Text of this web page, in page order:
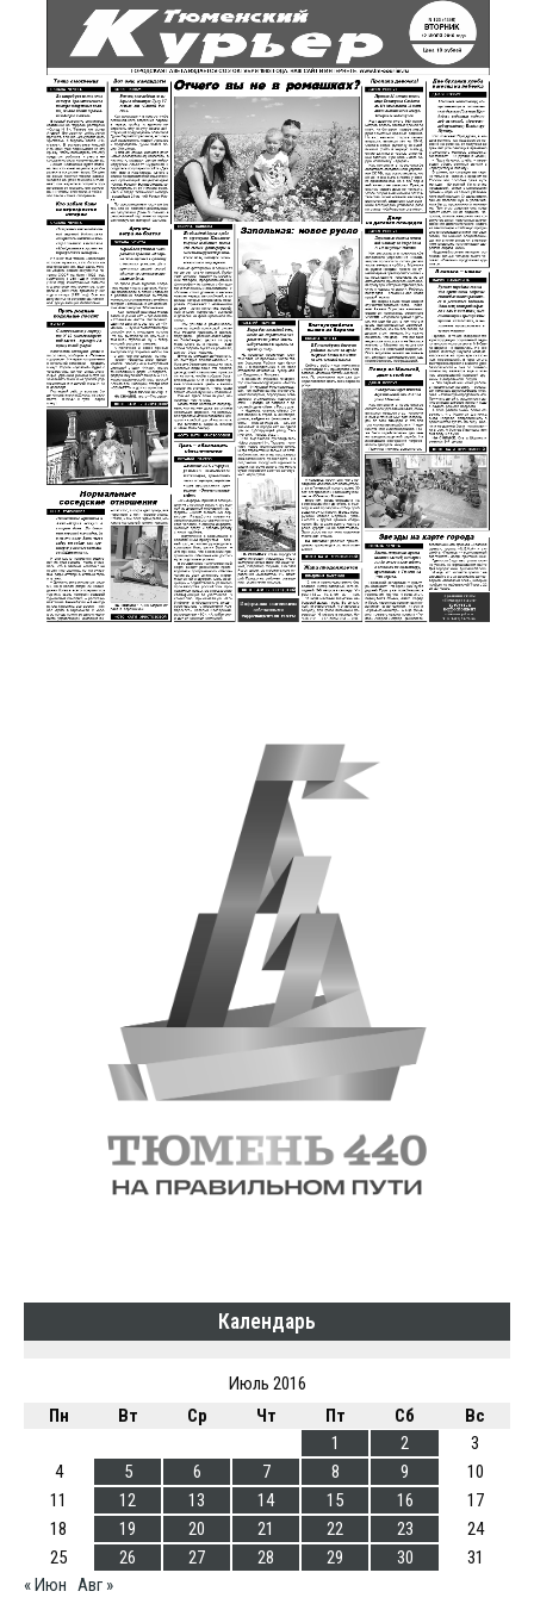
Календарь
Июль 2016
Пн
Вт Ср Чт Пт Сб
Вс
1
2
3
4
5 6 7 8 9
10
11
12 13 14 15 16
17
18
19 20 21 22 23
24
25
26 27 28 29 30
31
« Июн Авг »